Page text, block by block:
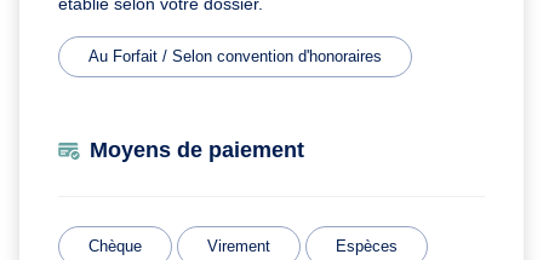
établie selon votre dossier.
Au Forfait / Selon convention d'honoraires
Moyens de paiement
Chèque Virement Espèces